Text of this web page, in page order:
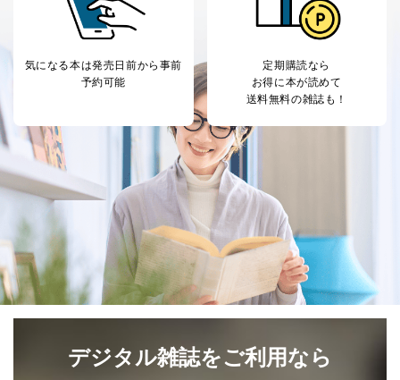
気になる本は発売日前から事前
予約可能
定期購読なら
お得に本が読めて
送料無料の雑誌も！
デジタル雑誌をご利用なら